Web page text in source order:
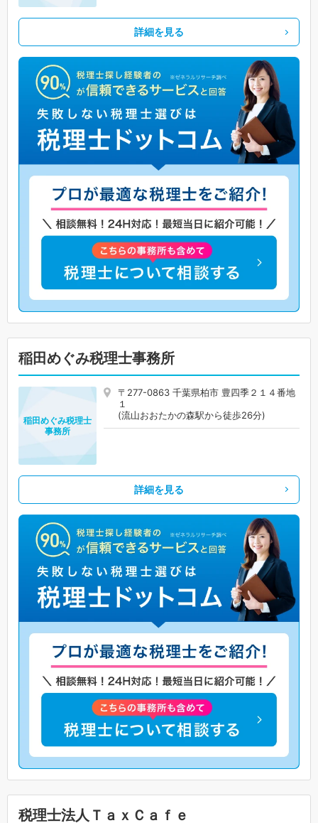
詳細を見る
稲田めぐみ税理士事務所
〒277-0863 千葉県柏市 豊四季２１４番地
１
(流山おおたかの森駅から徒歩26分)
稲田めぐみ税理士
事務所
詳細を見る
税理士法人ＴａｘＣａｆｅ